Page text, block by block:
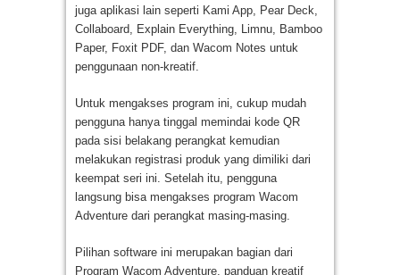
juga aplikasi lain seperti Kami App, Pear Deck,
Collaboard, Explain Everything, Limnu, Bamboo
Paper, Foxit PDF, dan Wacom Notes untuk
penggunaan non-kreatif.
Untuk mengakses program ini, cukup mudah
pengguna hanya tinggal memindai kode QR
pada sisi belakang perangkat kemudian
melakukan registrasi produk yang dimiliki dari
keempat seri ini. Setelah itu, pengguna
langsung bisa mengakses program Wacom
Adventure dari perangkat masing-masing.
Pilihan software ini merupakan bagian dari
Program Wacom Adventure, panduan kreatif